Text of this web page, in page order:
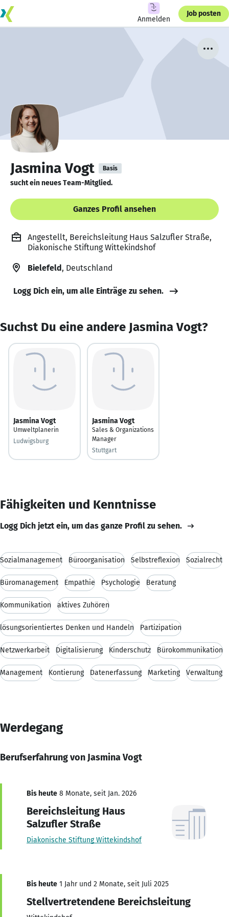
Anmelden
Job posten
Jasmina Vogt Basis
sucht ein neues Team-Mitglied.
Ganzes Profil ansehen
Angestellt, Bereichsleitung Haus Salzufler Straße,
Diakonische Stiftung Wittekindshof
Bielefeld, Deutschland
Logg Dich ein, um alle Einträge zu sehen.
Suchst Du eine andere Jasmina Vogt?
Jasmina Vogt
Umweltplanerin
Ludwigsburg
Jasmina Vogt
Sales & Organizations
Manager
Stuttgart
Fähigkeiten und Kenntnisse
Logg Dich jetzt ein, um das ganze Profil zu sehen.
Sozialmanagement Büroorganisation Selbstreflexion Sozialrecht
Büromanagement Empathie Psychologie Beratung
Kommunikation aktives Zuhören
lösungsorientiertes Denken und Handeln Partizipation
Netzwerkarbeit Digitalisierung Kinderschutz Bürokommunikation
Management Kontierung Datenerfassung Marketing Verwaltung
Werdegang
Berufserfahrung von Jasmina Vogt
Bis heute 8 Monate, seit Jan. 2026
Bereichsleitung Haus
Salzufler Straße
Diakonische Stiftung Wittekindshof
Bis heute 1 Jahr und 2 Monate, seit Juli 2025
Stellvertretendene Bereichsleitung